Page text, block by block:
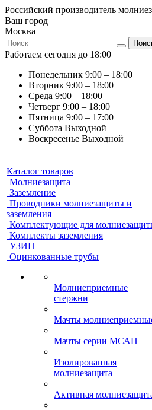
Российский производитель
Ваш город
Москва
Работаем сегодня до 18:00
Понедельник 9:00 – 18:00
Вторник 9:00 – 18:00
Среда 9:00 – 18:00
Четверг 9:00 – 18:00
Пятница 9:00 – 17:00
Суббота Выходной
Воскресенье Выходной
Каталог товаров
Молниезащита
Заземление
Проводники молниезащиты и
заземления
Комплектующие для
Комплекты заземления
УЗИП
Оцинкованные трубы
Молниеприемные
стержни
Мачты
Мачты серии МСАП
Изолированная
молниезащита
Активная